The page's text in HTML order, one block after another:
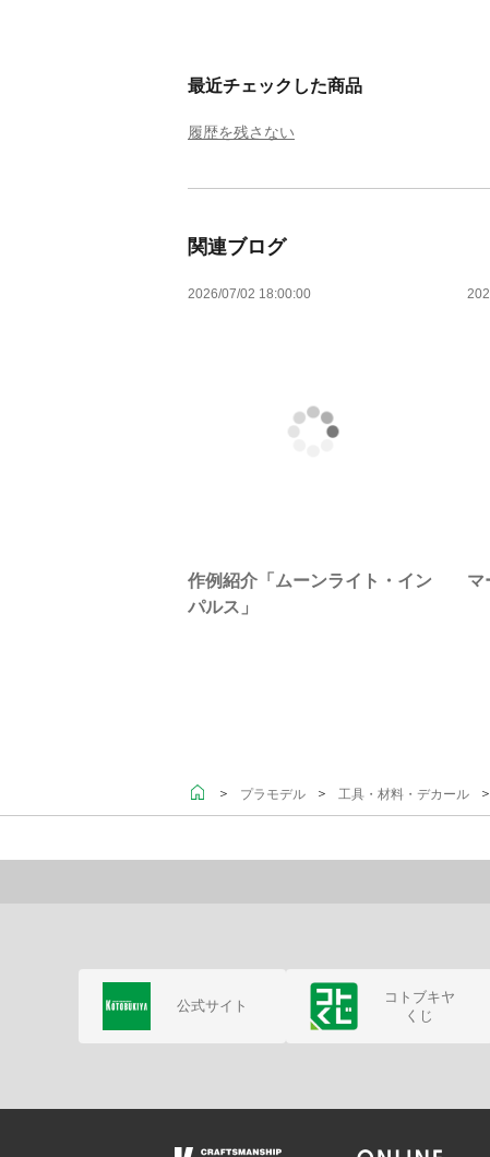
最近チェックした商品
履歴を残さない
関連ブログ
2026/07/02 18:00:00
作例紹介「ムーンライト・イン
パルス」
マ
＞ プラモデル ＞ 工具・材料・デカール
公式サイト
コトブキヤ
くじ